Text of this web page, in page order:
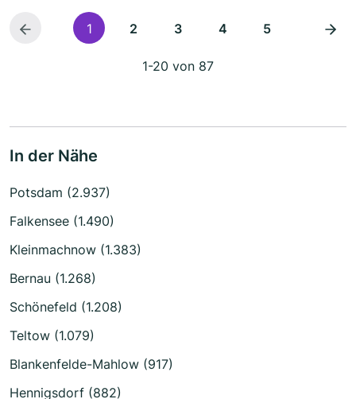
1 2 3 4 5
1-20 von 87
In der Nähe
Potsdam (2.937)
Falkensee (1.490)
Kleinmachnow (1.383)
Bernau (1.268)
Schönefeld (1.208)
Teltow (1.079)
Blankenfelde-Mahlow (917)
Hennigsdorf (882)